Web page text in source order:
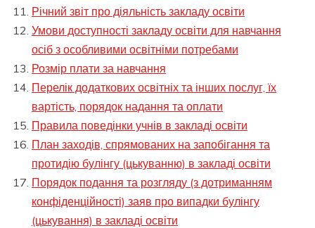
Річний звіт про діяльність закладу освіти
Умови доступності закладу освіти для навчання
осіб з особливими освітніми потребами
Розмір плати за навчання
Перелік додаткових освітніх та інших послуг, їх
вартість, порядок надання та оплати
Правила поведінки учнів в закладі освіти
План заходів, спрямованих на запобігання та
протидію булінгу (цькуванню) в закладі освіти
Порядок подання та розгляду (з дотриманням
конфіденційності) заяв про випадки булінгу
(цькування) в закладі освіти